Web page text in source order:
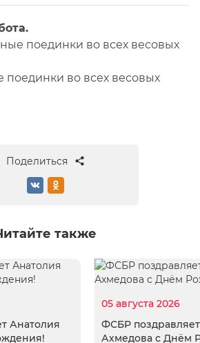
поединки во всех весовых
во всех весовых
Поделиться
также
Анатолия
05 августа 2026
ФСБР
Ахмедова с Днём